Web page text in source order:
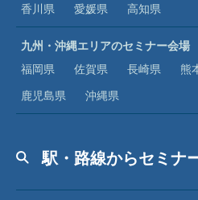
香川県
愛媛県 高知県
九州・沖縄エリアのセミナー会場
福岡県
佐賀県 長崎県 熊
鹿児島県
沖縄県
駅・路線からセミナ